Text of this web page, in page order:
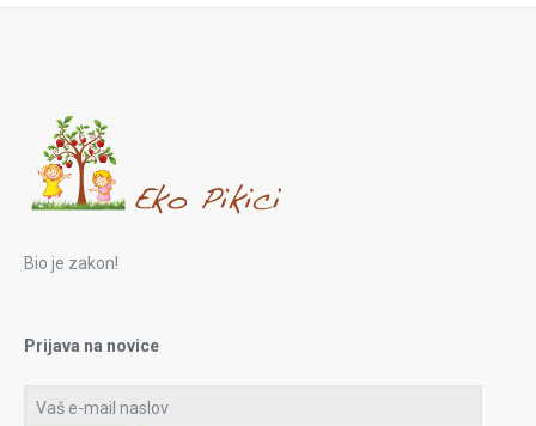
Bio je zakon!
Prijava na novice